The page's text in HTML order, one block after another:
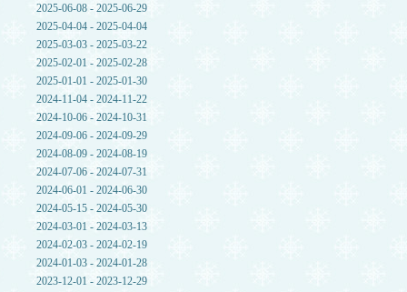
2025-06-08 - 2025-06-29
2025-04-04 - 2025-04-04
2025-03-03 - 2025-03-22
2025-02-01 - 2025-02-28
2025-01-01 - 2025-01-30
2024-11-04 - 2024-11-22
2024-10-06 - 2024-10-31
2024-09-06 - 2024-09-29
2024-08-09 - 2024-08-19
2024-07-06 - 2024-07-31
2024-06-01 - 2024-06-30
2024-05-15 - 2024-05-30
2024-03-01 - 2024-03-13
2024-02-03 - 2024-02-19
2024-01-03 - 2024-01-28
2023-12-01 - 2023-12-29